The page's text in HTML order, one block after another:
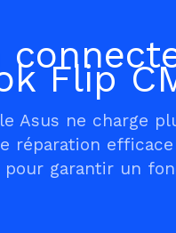
Flip
Asus ne charge
réparation
pour garantir un